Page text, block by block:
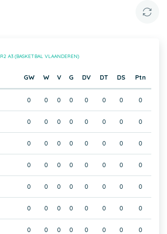
A3 (BASKETBAL VLAANDEREN)
GW W V G DV DT DS Ptn
0 0 0 0 0 0 0 0
0 0 0 0 0 0 0 0
0 0 0 0 0 0 0 0
0 0 0 0 0 0 0 0
0 0 0 0 0 0 0 0
0 0 0 0 0 0 0 0
0 0 0 0 0 0 0 0